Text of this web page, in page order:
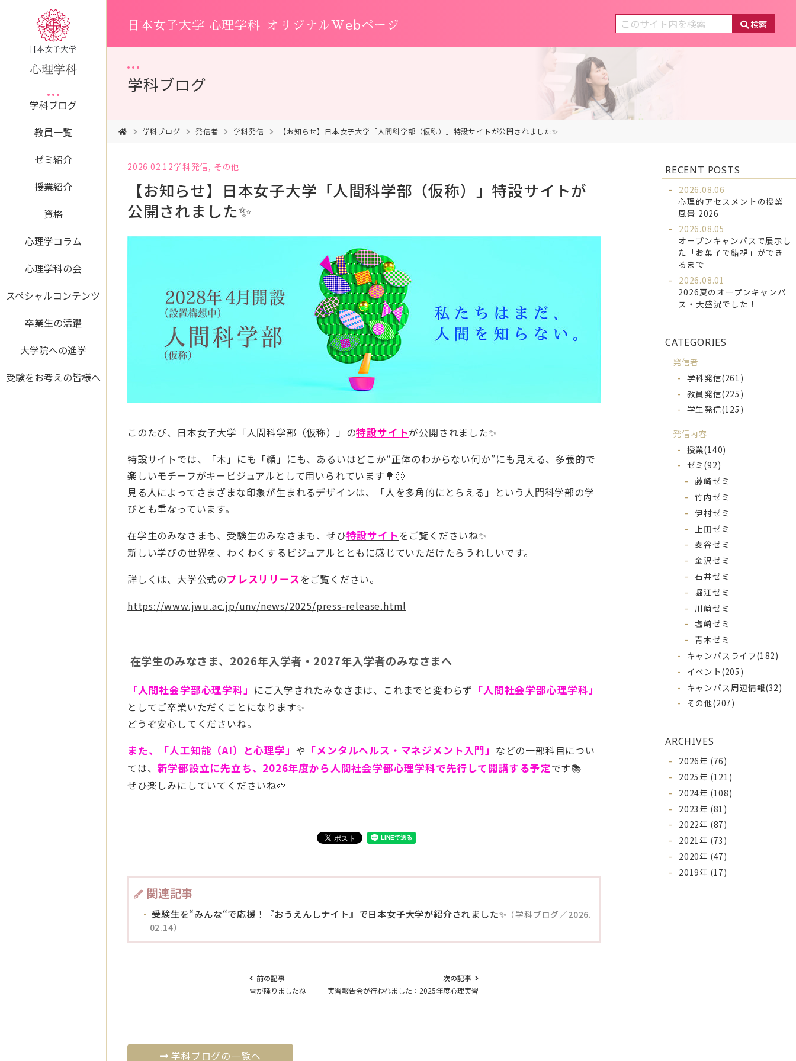
学科ブログ
教員一覧
ゼミ紹介
授業紹介
資格
心理学コラム
心理学科の会
スペシャルコンテンツ
卒業生の活躍
大学院への進学
受験をお考えの皆様へ
日本女子大学 心理学科 オリジナルWebページ 検索
学科ブログ
学科ブログ 発信者 学科発信 【お知らせ】日本女子大学「人間科学部（仮称）」特設サイトが公開されました✨
2026.02.12学科発信, その他
【お知らせ】日本女子大学「人間科学部（仮称）」特設サイトが
公開されました✨
このたび、日本女子大学「人間科学部（仮称）」の特設サイトが公開されました✨
特設サイトでは、「木」にも「顔」にも、あるいはどこか“正体のわからない何か”にも見える、多義的で
楽しいモチーフがキービジュアルとして用いられています🌳🙂
見る人によってさまざまな印象が生まれるデザインは、「人を多角的にとらえる」という人間科学部の学
びとも重なっています。
在学生のみなさまも、受験生のみなさまも、ぜひ特設サイトをご覧くださいね✨
新しい学びの世界を、わくわくするビジュアルとともに感じていただけたらうれしいです。
詳しくは、大学公式のプレスリリースをご覧ください。
https://www.jwu.ac.jp/unv/news/2025/press-release.html
在学生のみなさま、2026年入学者・2027年入学者のみなさまへ
「人間社会学部心理学科」 にご入学されたみなさまは、これまでと変わらず 「人間社会学部心理学科」
としてご卒業いただくことになります✨
どうぞ安心してくださいね。
また、
「人工知能（AI）と心理学」 や 「メンタルヘルス・マネジメント入門」 などの一部科目につい
ては、新学部設立に先立ち、2026年度から人間社会学部心理学科で先行して開講する予定です📚
ぜひ楽しみにしていてくださいね🌱
関連記事
受験生を“みんな“で応援！『おうえんしナイト』で日本女子大学が紹介されました✨ （学科ブログ／2026.
02.14）
前の記事
雪が降りましたね
次の記事
実習報告会が行われました：2025年度心理実習
学科ブログの一覧へ
RECENT POSTS
2026.08.06
心理的アセスメントの授業
風景 2026
2026.08.05
オープンキャンパスで展示し
た「お菓子で錯視」ができ
るまで
2026.08.01
2026夏のオープンキャンパ
ス・大盛況でした！
CATEGORIES
発信者
学科発信(261)
教員発信(225)
学生発信(125)
発信内容
授業(140)
ゼミ(92)
藤崎ゼミ
竹内ゼミ
伊村ゼミ
上田ゼミ
麦谷ゼミ
金沢ゼミ
石井ゼミ
堀江ゼミ
川﨑ゼミ
塩崎ゼミ
青木ゼミ
キャンパスライフ(182)
イベント(205)
キャンパス周辺情報(32)
その他(207)
ARCHIVES
2026年 (76)
2025年 (121)
2024年 (108)
2023年 (81)
2022年 (87)
2021年 (73)
2020年 (47)
2019年 (17)